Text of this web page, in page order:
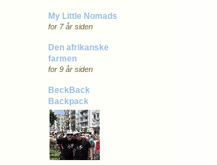
My Little Nomads
for 7 år siden
Den afrikanske
farmen
for 9 år siden
BeckBack
Backpack